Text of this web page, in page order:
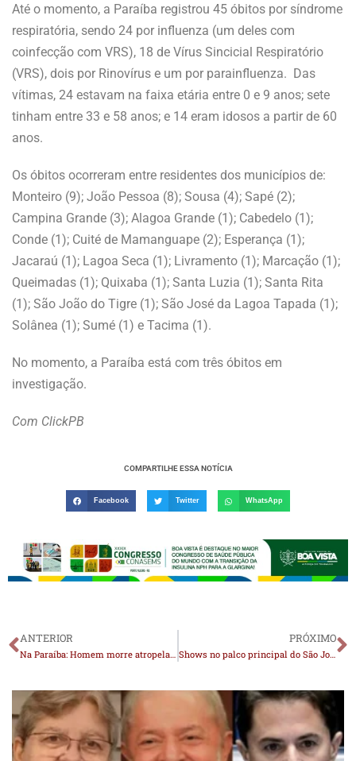
Até o momento, a Paraíba registrou 45 óbitos por síndrome
respiratória, sendo 24 por influenza (um deles com
coinfecção com VRS), 18 de Vírus Sincicial Respiratório
(VRS), dois por Rinovírus e um por parainfluenza. Das
vítimas, 24 estavam na faixa etária entre 0 e 9 anos; sete
tinham entre 33 e 58 anos; e 14 eram idosos a partir de 60
anos.
Os óbitos ocorreram entre residentes dos municípios de:
Monteiro (9); João Pessoa (8); Sousa (4); Sapé (2);
Campina Grande (3); Alagoa Grande (1); Cabedelo (1);
Conde (1); Cuité de Mamanguape (2); Esperança (1);
Jacaraú (1); Lagoa Seca (1); Livramento (1); Marcação (1);
Queimadas (1); Quixaba (1); Santa Luzia (1); Santa Rita
(1); São João do Tigre (1); São José da Lagoa Tapada (1);
Solânea (1); Sumé (1) e Tacima (1).
No momento, a Paraíba está com três óbitos em
investigação.
Com ClickPB
COMPARTILHE ESSA NOTÍCIA
Facebook Twitter WhatsApp
ANTERIOR
Na Paraíba: Homem morre atropelado por trem
PRÓXIMO
Shows no palco principal do São João em Sumé inicia neste sábado com Eliane e Cascavel; confira a programação